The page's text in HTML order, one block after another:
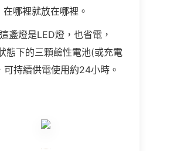
在哪裡就放在哪裡。
盞燈是LED燈，也省電，
態下的三顆鹼性電池(或充電
可持續供電使用約24小時。